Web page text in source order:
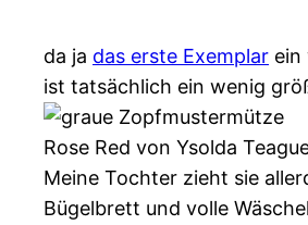
da ja das erste Exemplar ein
ist tatsächlich ein wenig
Rose Red von Ysolda
Meine Tochter zieht sie
Bügelbrett und volle